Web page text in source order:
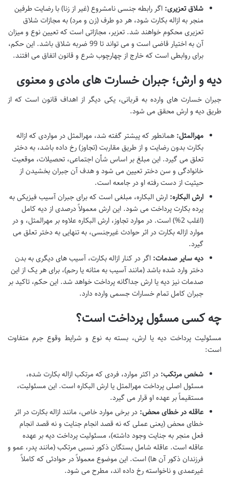
شلاق تعزیری: اگر رابطه جنسی نامشروع (غیر از زنا) با رضایت طرفین
منجر به ازاله بکارت شود، هر دو طرف (زن و مرد) به مجازات شلاق
تعزیری محکوم خواهند شد. تعزیر، مجازاتی است که تعیین نوع و میزان
آن به اختیار قاضی است و می تواند تا 99 ضربه شلاق باشد. این حکم،
برای روابطی است که خارج از چهارچوب شرع و قانون اتفاق می افتند.
دیه و ارش؛ جبران خسارت های مادی و معنوی
جبران خسارت های وارده به قربانی، یکی دیگر از اهداف قانون است که از
طریق دیه و ارش محقق می شود.
مهرالمثل: همانطور که پیشتر گفته شد، مهرالمثل در مواردی که ازاله
بکارت بدون رضایت و از طریق مقاربت (تجاوز) رخ داده باشد، به دختر
تعلق می گیرد. این مبلغ بر اساس شأن اجتماعی، تحصیلات، موقعیت
خانوادگی و سن دختر تعیین می شود و هدف آن جبران بخشیدن از
حیثیت از دست رفته او در جامعه است.
ارش البکاره: ارش البکاره، مبلغی است که برای جبران آسیب فیزیکی به
پرده بکارت پرداخت می شود. این ارش معمولاً درصدی از دیه کامل
(اغلب 2%) است. در موارد تجاوز، ارش البکاره علاوه بر مهرالمثل، و در
موارد ازاله بکارت در اثر حوادث غیرجنسی، به تنهایی به دختر تعلق می
گیرد.
دیه سایر صدمات: اگر در کنار ازاله بکارت، آسیب های دیگری به بدن
دختر وارد شده باشد (مانند آسیب به مثانه یا رحم)، برای هر یک از این
صدمات نیز دیه یا ارش جداگانه پرداخت خواهد شد. این حکم، تاکید بر
جبران کامل تمام خسارات جسمی وارده دارد.
چه کسی مسئول پرداخت است؟
مسئولیت پرداخت دیه یا ارش، بسته به نوع و شرایط وقوع جرم متفاوت
است:
شخص مرتکب: در اکثر موارد، فردی که مرتکب ازاله بکارت شده،
مسئول اصلی پرداخت مهرالمثل یا ارش البکاره است. این مسئولیت،
مستقیماً بر عهده او قرار می گیرد.
عاقله در خطای محض: در برخی موارد خاص، مانند ازاله بکارت در اثر
خطای محض (یعنی عملی که نه قصد انجام جنایت و نه قصد انجام
فعل منجر به جنایت وجود داشته)، مسئولیت پرداخت دیه بر عهده
عاقله است. عاقله شامل بستگان ذکور نسبی مرتکب (مانند پدر، عمو و
فرزندان ذکور آن ها) است. این موضوع معمولاً در حوادثی که کاملاً
غیرعمدی و ناخواسته رخ داده اند، مطرح می شود.